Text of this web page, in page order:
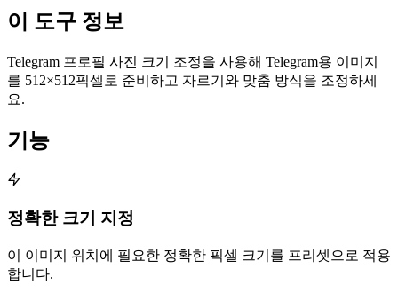
이 도구 정보
Telegram 프로필 사진 크기 조정을 사용해 Telegram용 이미지
를 512×512픽셀로 준비하고 자르기와 맞춤 방식을 조정하세
요.
기능
정확한 크기 지정
이 이미지 위치에 필요한 정확한 픽셀 크기를 프리셋으로 적용
합니다.